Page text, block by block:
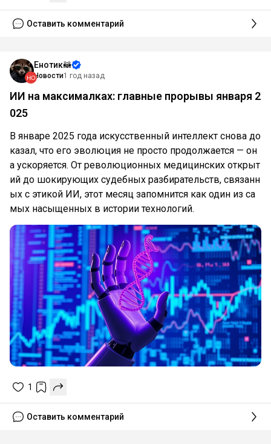
Оставить комментарий
Енотик🦝
Новости1 год назад
ИИ на максималках: главные прорывы января 2
025
В январе 2025 года искусственный интеллект снова до
казал, что его эволюция не просто продолжается — он
а ускоряется. От революционных медицинских открыт
ий до шокирующих судебных разбирательств, связанн
ых с этикой ИИ, этот месяц запомнится как один из са
мых насыщенных в истории технологий.
1
Оставить комментарий